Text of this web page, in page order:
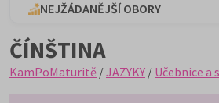
NEJŽÁDANĚJŠÍ OBORY
ČÍNŠTINA
KamPoMaturitě /JAZYKY / Učebnice a